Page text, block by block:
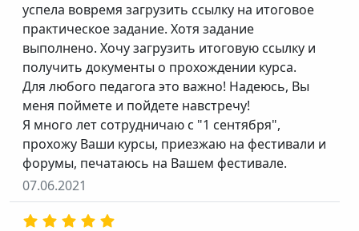
успела вовремя загрузить ссылку на итоговое
практическое задание. Хотя задание
выполнено. Хочу загрузить итоговую ссылку и
получить документы о прохождении курса.
Для любого педагога это важно! Надеюсь, Вы
меня поймете и пойдете навстречу!
Я много лет сотрудничаю с "1 сентября",
прохожу Ваши курсы, приезжаю на фестивали и
форумы, печатаюсь на Вашем фестивале.
07.06.2021